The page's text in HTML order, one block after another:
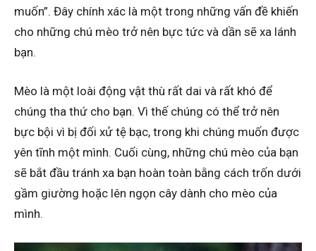
muốn”. Đây chính xác là một trong những vấn đề khiến
cho những chú mèo trở nên bực tức và dần sẽ xa lánh
bạn.
Mèo là một loài động vật thù rất dai và rất khó để
chúng tha thứ cho bạn. Vì thế chúng có thể trở nên
bực bội vì bị đối xử tệ bạc, trong khi chúng muốn được
yên tĩnh một mình. Cuối cùng, những chú mèo của bạn
sẽ bắt đầu tránh xa bạn hoàn toàn bằng cách trốn dưới
gầm giường hoặc lên ngọn cây dành cho mèo của
mình.